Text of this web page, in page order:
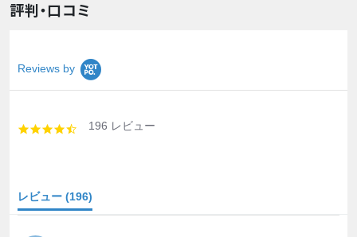
評判・口コミ
Reviews by
4.7 star rating
196 レビュー
レビュー (196)